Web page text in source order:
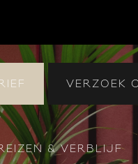
VERZOEK
& VERBLIJF